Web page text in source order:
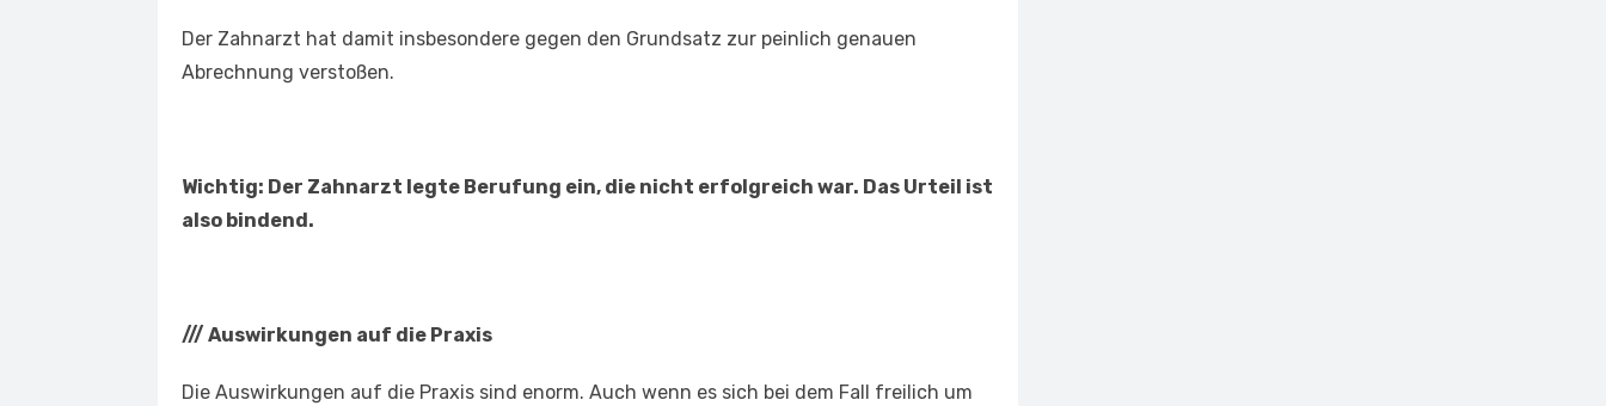
Der Zahnarzt hat damit insbesondere gegen den Grundsatz zur peinlich genauen
Abrechnung verstoßen.
Wichtig: Der Zahnarzt legte Berufung ein, die nicht erfolgreich war. Das Urteil ist
also bindend.
/// Auswirkungen auf die Praxis
Die Auswirkungen auf die Praxis sind enorm. Auch wenn es sich bei dem Fall freilich um